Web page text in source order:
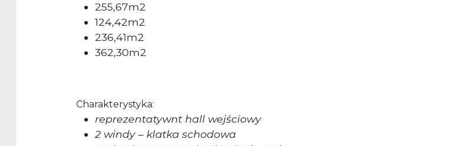
255,67m2
124,42m2
236,41m2
362,30m2
Charakterystyka:
reprezentatywnt hall wejściowy
2 windy – klatka schodowa